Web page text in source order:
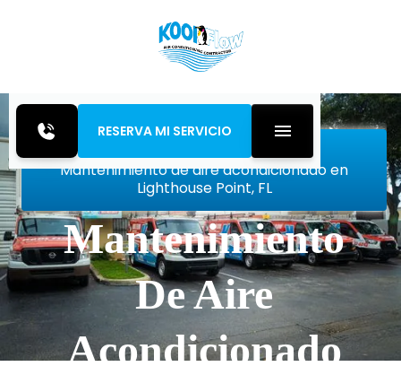
RESERVA MI SERVICIO
Mantenimiento de aire acondicionado en
Lighthouse Point, FL
Mantenimiento
De Aire
Acondicionado